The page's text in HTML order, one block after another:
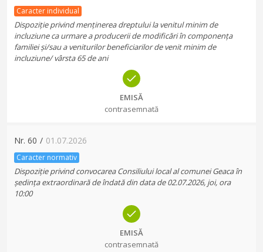
Caracter individual
Dispoziție privind menținerea dreptului la venitul minim de
incluziune ca urmare a producerii de modificări în componența
familiei și/sau a veniturilor beneficiarilor de venit minim de
incluziune/ vârsta 65 de ani
EMISĂ
contrasemnată
Nr. 60 / 01.07.2026
Caracter normativ
Dispoziție privind convocarea Consiliului local al comunei Geaca în
ședința extraordinară de îndată din data de 02.07.2026, joi, ora
10:00
EMISĂ
contrasemnată